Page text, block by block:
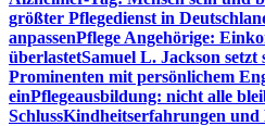
größter Pflegedienst in
anpassenPflege Angehörige:
überlastetSamuel L. Jackson setzt
Prominenten mit persönlichem
einPflegeausbildung: nicht alle
SchlussKindheitserfahrungen und